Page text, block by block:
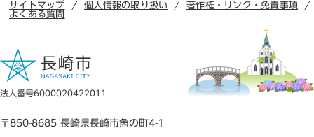
サイトマップ 個人情報の取り扱い
著作権・リンク・免責事項
よくある質問
法人番号6000020422011
〒850-8685 長崎県長崎市魚の町4-1